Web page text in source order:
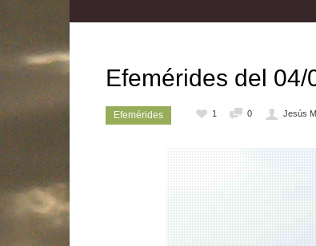
Efemérides del 04/
Efemérides 1 0 Jesús